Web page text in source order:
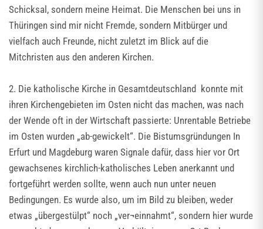
Schicksal, sondern meine Heimat. Die Menschen bei uns in
Thüringen sind mir nicht Fremde, sondern Mitbürger und
vielfach auch Freunde, nicht zuletzt im Blick auf die
Mitchristen aus den anderen Kirchen.
2. Die katholische Kirche in Gesamtdeutschland konnte mit
ihren Kirchengebieten im Osten nicht das machen, was nach
der Wende oft in der Wirtschaft passierte: Unrentable Betriebe
im Osten wurden „ab-gewickelt“. Die Bistumsgründungen In
Erfurt und Magdeburg waren Signale dafür, dass hier vor Ort
gewachsenes kirchlich-katholisches Leben anerkannt und
fortgeführt werden sollte, wenn auch nun unter neuen
Bedingungen. Es wurde also, um im Bild zu bleiben, weder
etwas „übergestülpt“ noch „ver¬einnahmt“, sondern hier wurde